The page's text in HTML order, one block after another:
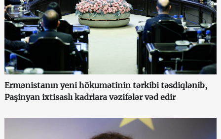
Ermənistanın yeni hökumətinin tərkibi təsdiqlənib,
Paşinyan ixtisaslı kadrlara vəzifələr vəd edir